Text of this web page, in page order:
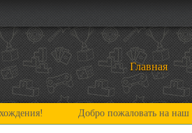
Главная
Добро пожаловать на наш сайт! У